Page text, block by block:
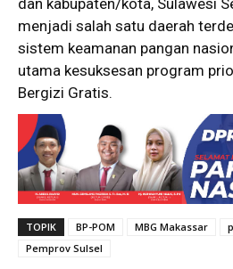
menjadi salah satu daerah
sistem keamanan pangan
utama kesuksesan program
Bergizi Gratis.
TOPIK BP-POM MBG Makassar
Pemprov Sulsel